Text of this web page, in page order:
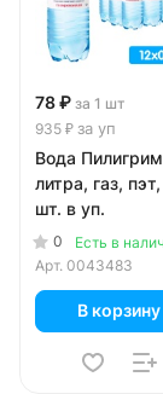
78 ₽ за 1 шт
935 ₽ за уп
Вода
литра, газ,
шт. в уп.
0
Есть в
Арт. 0043483
В корзину